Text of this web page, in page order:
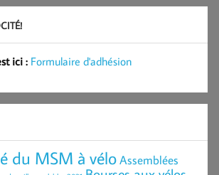
ici : Formulaire d'adhésion
du MSM à véloAssemblées